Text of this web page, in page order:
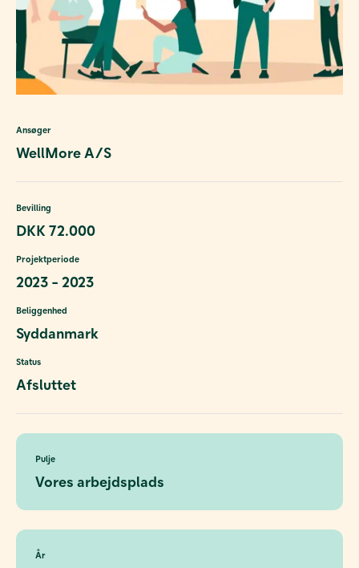
Ansøger
WellMore A/S
Bevilling
DKK 72.000
Projektperiode
2023 - 2023
Beliggenhed
Syddanmark
Status
Afsluttet
Pulje
Vores arbejdsplads
År